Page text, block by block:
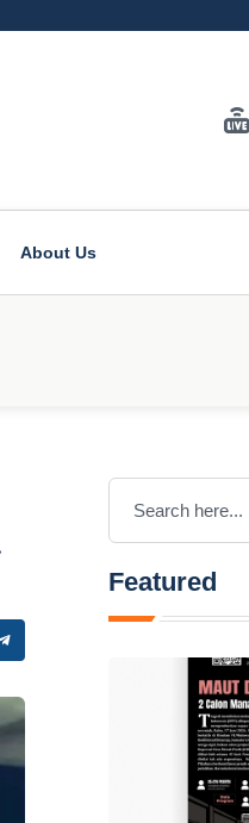
About Us
Featured